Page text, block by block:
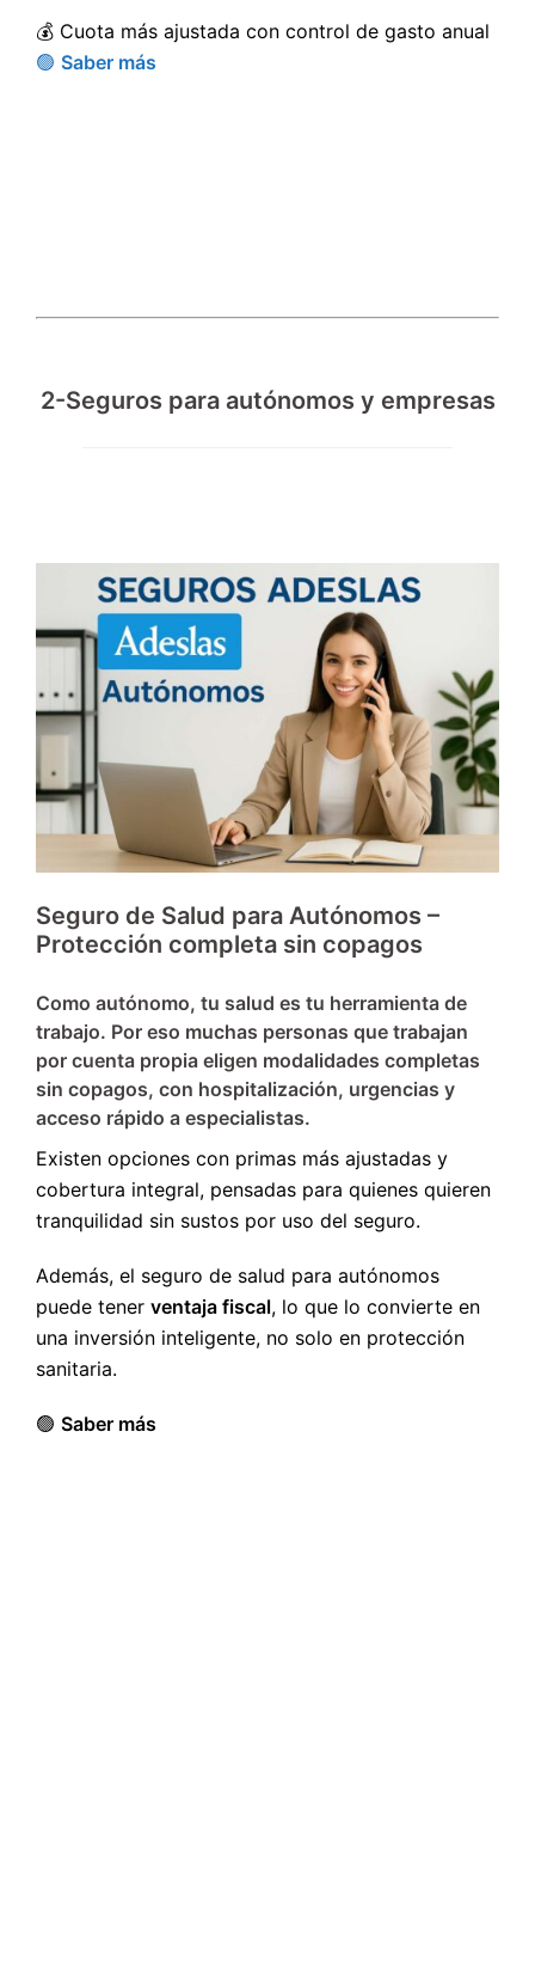
💰 Cuota más ajustada con control de gasto anual
🟢 Saber más
2-Seguros para autónomos y empresas
Seguro de Salud para Autónomos –
Protección completa sin copagos
Como autónomo, tu salud es tu herramienta de
trabajo. Por eso muchas personas que trabajan
por cuenta propia eligen modalidades completas
sin copagos, con hospitalización, urgencias y
acceso rápido a especialistas.
Existen opciones con primas más ajustadas y
cobertura integral, pensadas para quienes quieren
tranquilidad sin sustos por uso del seguro.
Además, el seguro de salud para autónomos
puede tener ventaja fiscal, lo que lo convierte en
una inversión inteligente, no solo en protección
sanitaria.
🟢 Saber más